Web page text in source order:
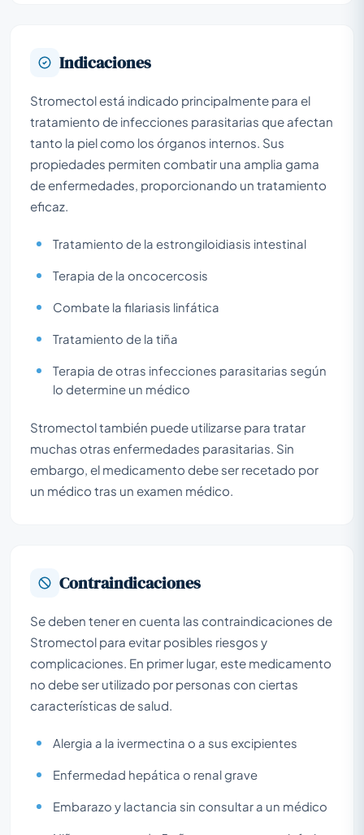
Indicaciones
Stromectol está indicado principalmente para el
tratamiento de infecciones parasitarias que afectan
tanto la piel como los órganos internos. Sus
propiedades permiten combatir una amplia gama
de enfermedades, proporcionando un tratamiento
eficaz.
Tratamiento de la estrongiloidiasis intestinal
Terapia de la oncocercosis
Combate la filariasis linfática
Tratamiento de la tiña
Terapia de otras infecciones parasitarias según
lo determine un médico
Stromectol también puede utilizarse para tratar
muchas otras enfermedades parasitarias. Sin
embargo, el medicamento debe ser recetado por
un médico tras un examen médico.
Contraindicaciones
Se deben tener en cuenta las contraindicaciones de
Stromectol para evitar posibles riesgos y
complicaciones. En primer lugar, este medicamento
no debe ser utilizado por personas con ciertas
características de salud.
Alergia a la ivermectina o a sus excipientes
Enfermedad hepática o renal grave
Embarazo y lactancia sin consultar a un médico